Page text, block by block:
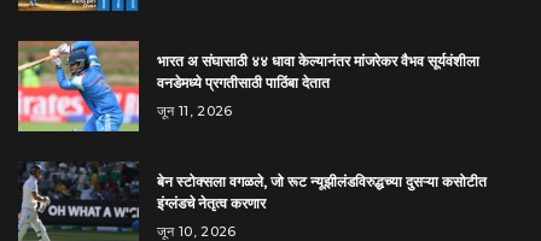
भारत अ संघासाठी ४४ धावा केल्यानंतर मांजरेकर वैभव सूर्यवंशीला
वनडेमध्ये प्रगतीसाठी पाठिंबा देतात
जून 11, 2026
बेन स्टोक्सला वगळले, जो रूट न्यूझीलंडविरुद्धच्या दुसऱ्या कसोटीत
इंग्लंडचे नेतृत्व करणार
जून 10, 2026